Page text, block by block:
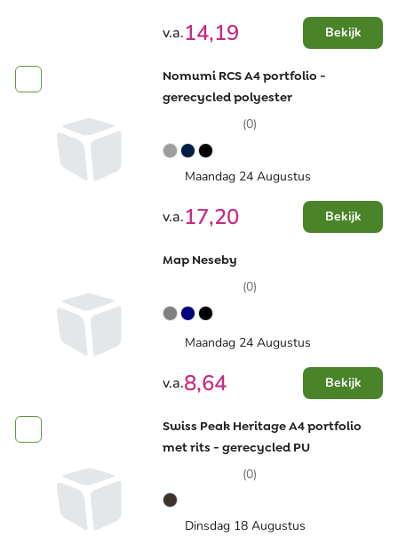
v.a.14,19 Bekijk
Nomumi RCS A4 portfolio -
gerecycled polyester
(0)
Maandag 24 Augustus
v.a.17,20 Bekijk
Map Neseby
(0)
Maandag 24 Augustus
v.a.8,64 Bekijk
Swiss Peak Heritage A4 portfolio
met rits - gerecycled PU
(0)
Dinsdag 18 Augustus